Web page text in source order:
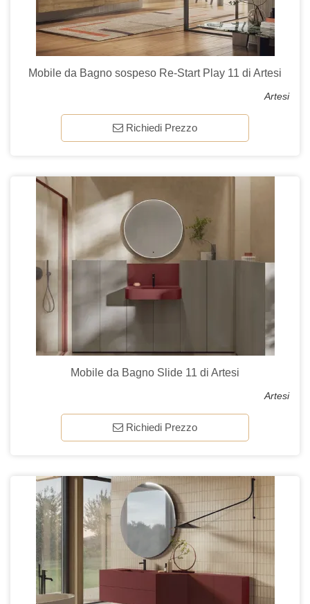
Mobile da Bagno sospeso Re-Start Play 11 di Artesi
Artesi
Richiedi Prezzo
Mobile da Bagno Slide 11 di Artesi
Artesi
Richiedi Prezzo